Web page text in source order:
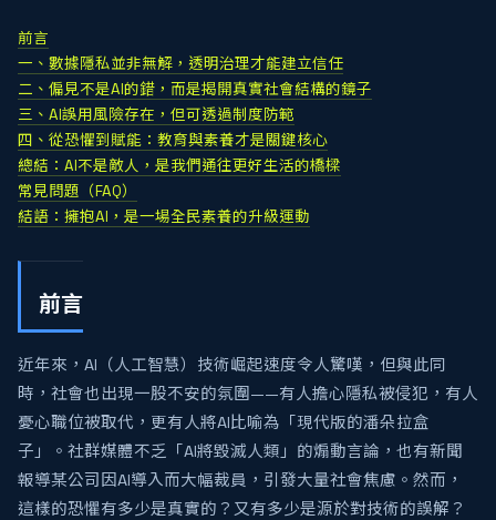
前言
一、數據隱私並非無解，透明治理才能建立信任
二、偏見不是AI的錯，而是揭開真實社會結構的鏡子
三、AI誤用風險存在，但可透過制度防範
四、從恐懼到賦能：教育與素養才是關鍵核心
總結：AI不是敵人，是我們通往更好生活的橋樑
常見問題（FAQ）
結語：擁抱AI，是一場全民素養的升級運動
前言
近年來，AI（人工智慧）技術崛起速度令人驚嘆，但與此同
時，社會也出現一股不安的氛圍——有人擔心隱私被侵犯，有人
憂心職位被取代，更有人將AI比喻為「現代版的潘朵拉盒
子」。社群媒體不乏「AI將毀滅人類」的煽動言論，也有新聞
報導某公司因AI導入而大幅裁員，引發大量社會焦慮。然而，
這樣的恐懼有多少是真實的？又有多少是源於對技術的誤解？